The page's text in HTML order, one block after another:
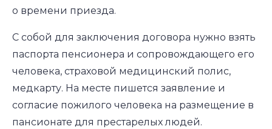
о времени приезда.
С собой для заключения договора нужно взять
паспорта пенсионера и сопровождающего его
человека, страховой медицинский полис,
медкарту. На месте пишется заявление и
согласие пожилого человека на размещение в
пансионате для престарелых людей.